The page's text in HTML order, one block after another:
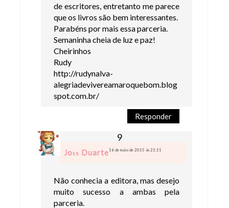
de escritores, entretanto me parece
que os livros são bem interessantes.
Parabéns por mais essa parceria.
Semaninha cheia de luz e paz!
Cheirinhos
Rudy
http://rudynalva-
alegriadevivereamaroquebom.blog
spot.com.br/
Responder
Joιѕ Duarte16 de maio de 2015 às 21:11
Não conhecia a editora, mas desejo
muito sucesso a ambas pela
parceria.